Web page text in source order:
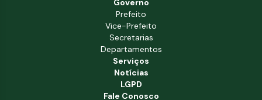
Governo
Prefeito
Vice-Prefeito
Secretarias
Departamentos
Serviços
Notícias
LGPD
Fale Conosco